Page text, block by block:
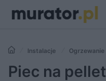
Instalacje Ogrzewanie
2026: ceny z montażem.
Piec na